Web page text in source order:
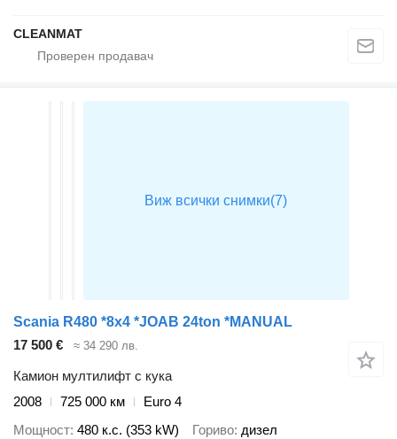
CLEANMAT
Scania R480 *8x4 *JOAB 24ton *MANUAL
17 500 €
≈ 34 290 лв.
Камион мултилифт с кука
2008
725 000 км
Euro 4
Мощност 480 к.с. (353 kW) Гориво дизел